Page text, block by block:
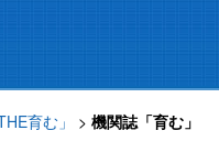
育む」 > 機関誌「育む」